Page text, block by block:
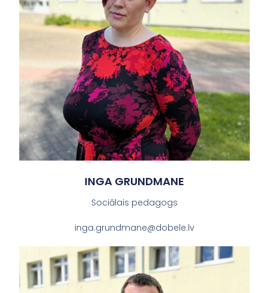
INGA GRUNDMANE
Sociālais pedagogs
inga.grundmane@dobele.lv